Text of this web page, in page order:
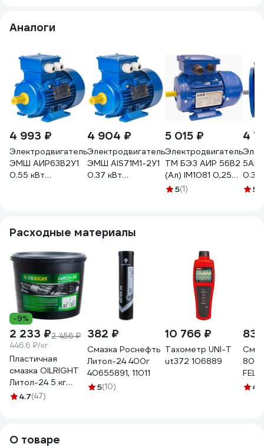
Аналоги
4 993 ₽
Электродвигатель
ЭМШ АИР63В2У1
0.55 кВт
4 904 ₽
Электродвигатель
ЭМШ AIS71М1-2У1
0.37 кВт
5 015 ₽
Электродвигатель
ТМ БЭЗ АИР 56B2
(Ал) IM1081 0,25
кВт, 3000 об/мин,
5(1)
4
5АИ
2081
5
Расходные материалы
-9%
2 233 ₽2 456 ₽
446.6 ₽/кг
Пластичная
смазка OILRIGHT
Литол-24 5 кг
6051
4.7(47)
382 ₽
Смазка Роснефть
Литол-24 400г
40655891, 11011
5(10)
10 766 ₽
Тахометр UNI-T
ut372 106889
800
4.9
О товаре